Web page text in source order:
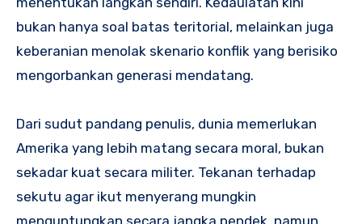
bukan hanya soal batas teritorial, melainkan juga
keberanian menolak skenario konflik yang berisiko
mengorbankan generasi mendatang.
Dari sudut pandang penulis, dunia memerlukan
Amerika yang lebih matang secara moral, bukan
sekadar kuat secara militer. Tekanan terhadap
sekutu agar ikut menyerang mungkin